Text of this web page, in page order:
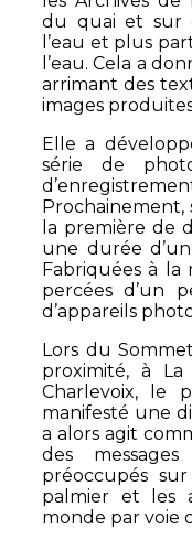
du quai et sur
l’eau et plus
l’eau. Cela a
arrimant des
images
Elle a
série de
Prochainement,
la première de
une durée
Fabriquées à la
percées d’un
d’appareils
Lors du
proximité, à
Charlevoix, le
manifesté une
a alors agit
des
préoccupés
palmier et les
monde par voie